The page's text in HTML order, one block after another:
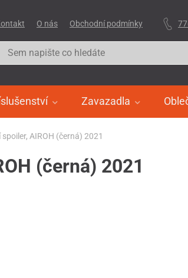
Zavazadla
O nás Obchodní podmínky
spoiler, AIROH (černá) 2021
(černá) 2021